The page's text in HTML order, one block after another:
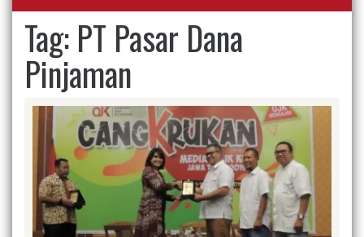
Tag: PT Pasar Dana
Pinjaman